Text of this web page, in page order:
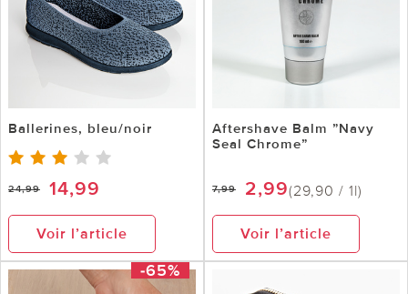
Ballerines, bleu/noir
24,99 14,99
Voir l’article
Aftershave Balm ”Navy
Seal Chrome”
7,99 2,99(29,90 / 1l)
Voir l’article
-65%